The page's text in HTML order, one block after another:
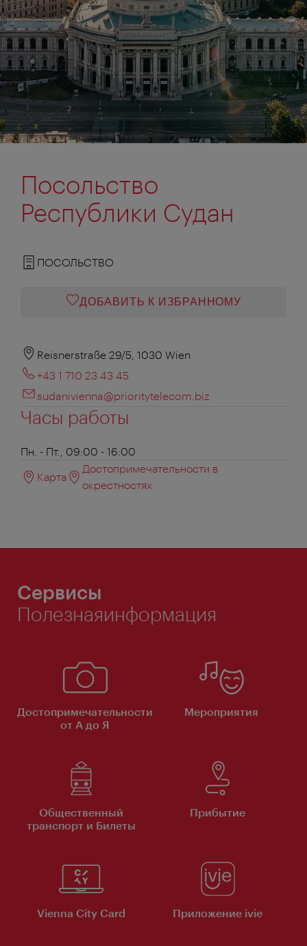
Посольство
Республики Судан
ПОСОЛЬСТВО
ДОБАВИТЬ К ИЗБРАННОМУ
Reisnerstraße 29/5, 1030 Wien
+43 1 710 23 43 45
sudanivienna@prioritytelecom.biz
Часы работы
Пн. - Пт., 09:00 - 16:00
Карта
Достопримечательности в
окрестностях
Сервисы
Полезнаяинформация
Достопримечательности
от А до Я
Мероприятия
Общественный
транспорт и Билеты
Прибытие
Vienna City Card Приложение ivie